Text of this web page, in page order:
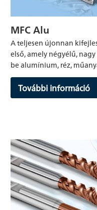
MFC Alu
A teljesen újonnan
első, amely négyélű,
be alumínium, réz,
További információ